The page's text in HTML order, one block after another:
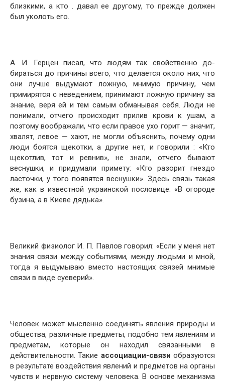
близкими, а кто . давал ее другому, то прежде должен
был уколоть его.
А. И. Герцен писал, что людям так свойственно до­
бираться до причины всего, что делается около них, что
они лучше выдумают ложную, мнимую причину, чем
примирятся с неведением, принимают ложную причину за
знание, веря ей и тем самым обманывая себя. Люди не
понимали, отчего происходит прилив крови к ушам, а
поэтому воображали, что если правое ухо горит — зна­чит,
хвалят, левое — хают, не могли объяснить, почему одни
люди боятся щекотки, а другие нет, и говорили : «Кто
щекотлив, тот и ревнив», не знали, отчего бывают
веснушки, и придумали примету: «Кто разорит гнездо
ласточки, у того появятся веснушки». Здесь связь такая
же, как в известной украинской пословице: «В огороде
бузина, а в Киеве дядька».
Великий физиолог И. П. Павлов говорил: «Если у меня нет
знания связи между событиями, между людьми и мной,
тогда я выдумываю вместо настоящих связей мнимые
связи в виде суеверий».
Человек может мысленно соединять явления приро­ды и
общества, различные предметы, подобно тем явле­ниям и
предметам, которые он находил связанными в
действительности. Такие ассоциации-связи образуются
в результате воздействия явлений и предметов на органы
чувств и нервную систему человека. В основе механизма